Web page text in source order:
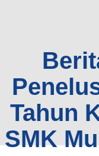
Tahun
SMK